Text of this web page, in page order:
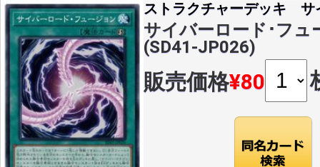
ストラクチャーデッキ サ
サイバーロード･フュ
(SD41-JP026)
販売価格¥80